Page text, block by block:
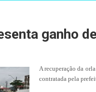
ganho
A recuperação da
contratada pela